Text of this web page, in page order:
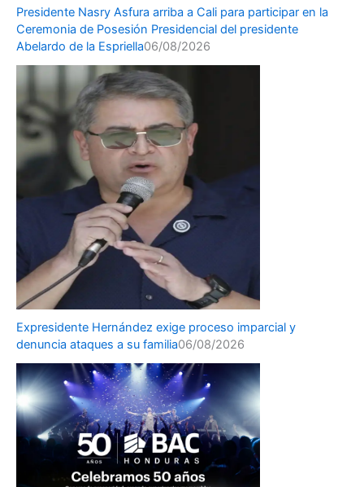
Presidente Nasry Asfura arriba a Cali para participar en la
Ceremonia de Posesión Presidencial del presidente
Abelardo de la Espriella06/08/2026
Expresidente Hernández exige proceso imparcial y
denuncia ataques a su familia06/08/2026